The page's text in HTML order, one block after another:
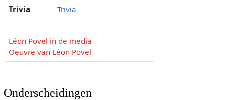
Trivia Trivia
Léon Povel in de media
Oeuvre van Léon Povel
Onderscheidingen